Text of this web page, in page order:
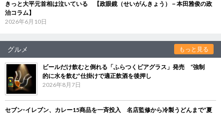
きっと大平元首相は泣いている 【政眼鏡（せいがんきょう）－本田雅俊の政
治コラム】
2026年6月10日
グルメ もっと見る
ビールだけ飲むと倒れる「ふらつくビアグラス」発売 “強制
的に水を飲む”仕掛けで適正飲酒を後押し
2026年8月7日
セブン‐イレブン、カレー15商品を一斉投入 名店監修から冷製うどんまで“夏